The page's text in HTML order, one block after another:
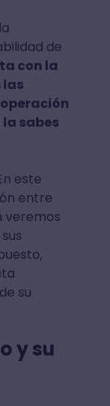
de
con la
las
sabes
este
entre
veremos
su
y su